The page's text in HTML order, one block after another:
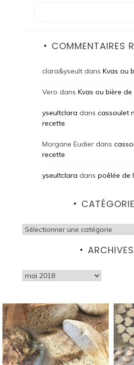
COMMENTAIRES
clara&yseultdans Kvas ou
Vero dans Kvas ou bière de
yseultclara dans cassoulet
recette
Morgane Eudierdans
recette
yseultclara dans poêlée de
Catégories
ARCHIVES
Archives